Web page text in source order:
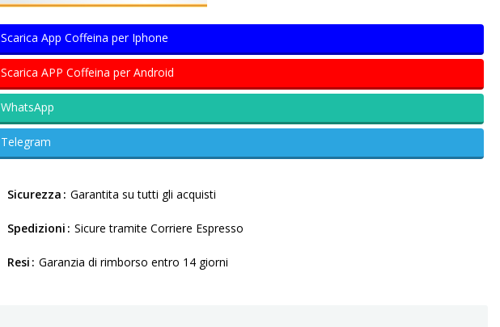
Scarica App Coffeina per Iphone
Scarica APP Coffeina per Android
WhatsApp
Telegram
Sicurezza Garantita su tutti gli acquisti
Spedizioni Sicure tramite Corriere Espresso
Resi Garanzia di rimborso entro 14 giorni